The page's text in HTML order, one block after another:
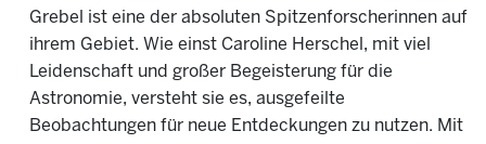
Grebel ist eine der absoluten Spitzenforscherinnen auf
ihrem Gebiet. Wie einst Caroline Herschel, mit viel
Leidenschaft und großer Begeisterung für die
Astronomie, versteht sie es, ausgefeilte
Beobachtungen für neue Entdeckungen zu nutzen. Mit